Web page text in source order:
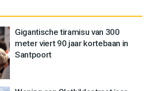
Gigantische tiramisu van 300
meter viert 90 jaar kortebaan in
Santpoort